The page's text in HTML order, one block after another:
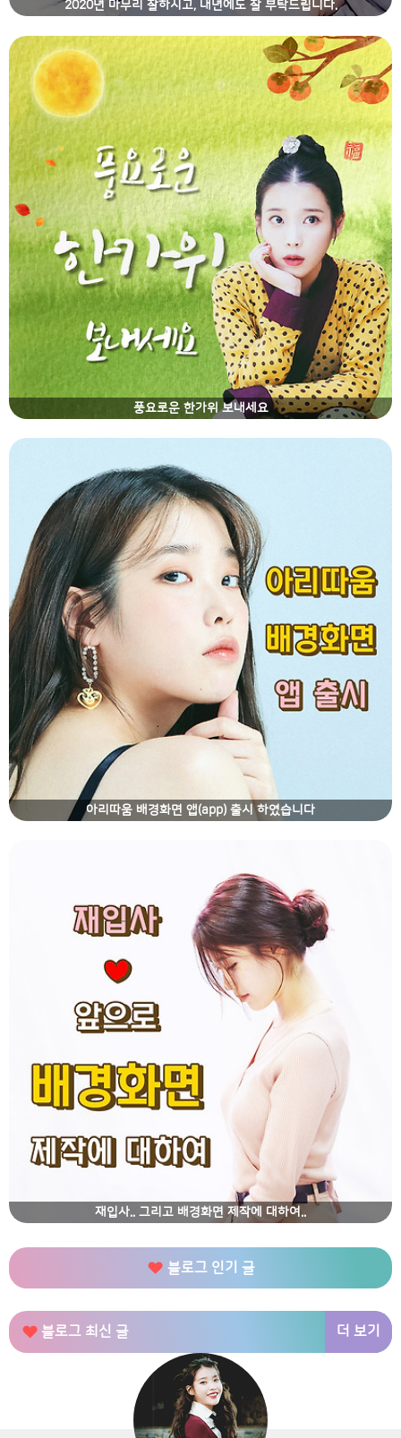
2020년 마무리 잘하시고, 내년에도 잘 부탁드립니다.
풍요로운 한가위 보내세요
아리따움 배경화면 앱(app) 출시 하였습니다
재입사.. 그리고 배경화면 제작에 대하여..
블로그 인기 글
블로그 최신 글 더 보기